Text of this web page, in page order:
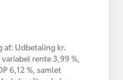
af: Udbetaling kr.
rente 3,99 %,
6,12 %, samlet